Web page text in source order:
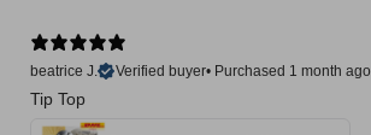
beatrice J.
Verified buyer• Purchased 1 month ago
Tip Top